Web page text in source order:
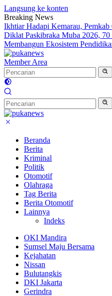
Langsung ke konten
Breaking News
Ikhtiar Hadapi Kemarau,
Diklat Paskibraka Muba 2026,
Membangun Ekosistem
Member Area
Beranda
Berita
Kriminal
Politik
Otomotif
Olahraga
Tag Berita
Berita Otomotif
Lainnya
Indeks
OKI Mandira
Sumsel Maju Bersama
Kejahatan
Nissan
Bulutangkis
DKI Jakarta
Gerindra